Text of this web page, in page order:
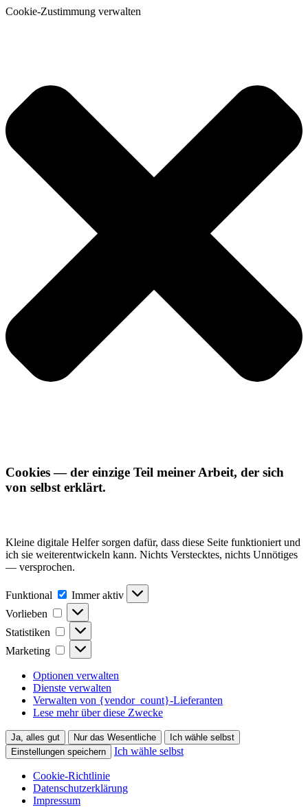
Cookie-Zustimmung verwalten
Cookies — der einzige Teil meiner Arbeit, der sich
von selbst erklärt.
Kleine digitale Helfer sorgen dafür, dass diese Seite funktioniert und
ich sie weiterentwickeln kann. Nichts Verstecktes, nichts Unnötiges
— versprochen.
Funktional Funktional
Immer aktiv
Vorlieben
Vorlieben
Statistiken Statistiken
Marketing Marketing
Optionen verwalten
Dienste verwalten
Verwalten von {vendor_count}-Lieferanten
Lese mehr über diese Zwecke
Ja, alles gut Nur das Wesentliche
Ich wähle selbst
Einstellungen speichern
Ich wähle selbst
Cookie-Richtlinie
Datenschutzerklärung
Impressum